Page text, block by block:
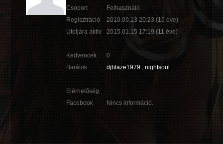
Csoport
Felhasználó
Regisztráció
2010.09.13 20:23 (15 éve)
Utoljára aktív
2015.01.15 17:19 (11 éve)
Kedvencek
0
Barátok
djblaze1979, nightsoul
Elérhetőség
Facebook
Nincs információ.